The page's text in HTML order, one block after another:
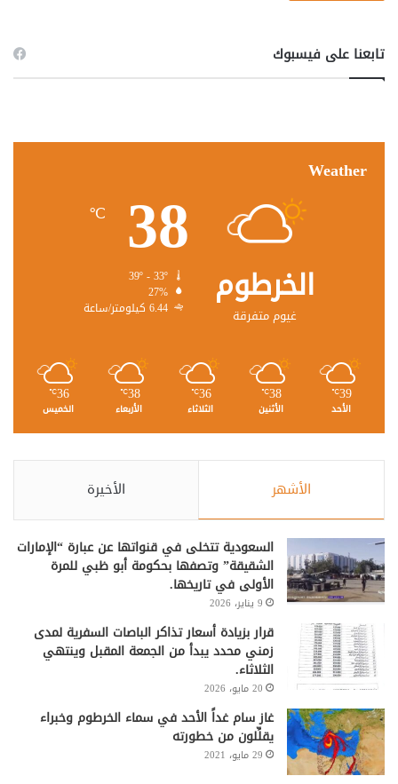
تابعنا على فيسبوك
Weather
الخرطوم
غيوم متفرقة
38
℃
27%
6.44 كيلومتر/ساعة
39
℃
الأحد
38
℃
الأثنين
36
℃
الثلاثاء
38
℃
الأربعاء
36
℃
الخميس
الأشهر الأخيرة
السعودية تتخلى في قنواتها عن عبارة “الإمارات
الشقيقة” وتصفها بحكومة أبو ظبي للمرة
الأولى في تاريخها.
9 يناير، 2026
قرار بزيادة أسعار تذاكر الباصات السفرية لمدى
زمني محدد يبدأ من الجمعة المقبل وينتهي
الثلاثاء.
20 مايو، 2026
غاز سام غداً الأحد في سماء الخرطوم وخبراء
يقلِّلون من خطورته
29 مايو، 2021